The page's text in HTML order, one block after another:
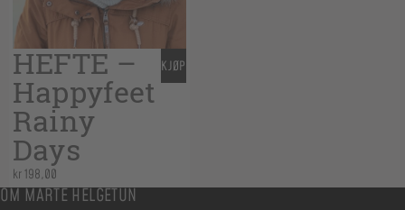
HEFTE –
Happyfeet
Rainy
Days
kr198,00
KJØP
OM MARTE HELGETUN